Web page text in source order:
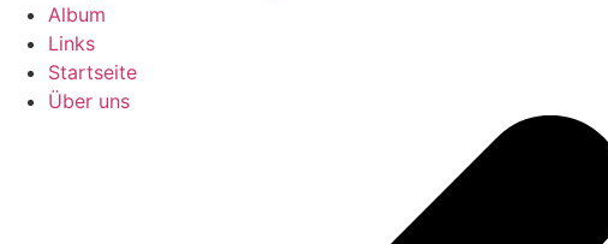
Album
Links
Startseite
Über uns